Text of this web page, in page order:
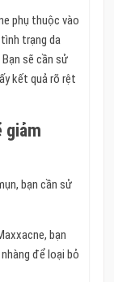
phụ thuộc vào
trạng da
sẽ cần sử
kết quả rõ rệt
giảm
bạn cần sử
bạn
để loại bỏ